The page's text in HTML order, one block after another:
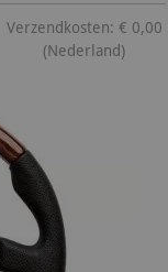
Verzendkosten: € 0,00
(Nederland)